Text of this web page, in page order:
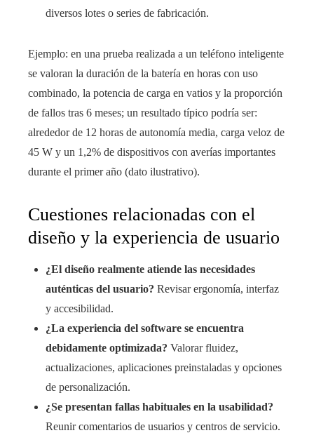
diversos lotes o series de fabricación.
Ejemplo: en una prueba realizada a un teléfono inteligente
se valoran la duración de la batería en horas con uso
combinado, la potencia de carga en vatios y la proporción
de fallos tras 6 meses; un resultado típico podría ser:
alrededor de 12 horas de autonomía media, carga veloz de
45 W y un 1,2% de dispositivos con averías importantes
durante el primer año (dato ilustrativo).
Cuestiones relacionadas con el
diseño y la experiencia de usuario
¿El diseño realmente atiende las necesidades
auténticas del usuario? Revisar ergonomía, interfaz
y accesibilidad.
¿La experiencia del software se encuentra
debidamente optimizada? Valorar fluidez,
actualizaciones, aplicaciones preinstaladas y opciones
de personalización.
¿Se presentan fallas habituales en la usabilidad?
Reunir comentarios de usuarios y centros de servicio.